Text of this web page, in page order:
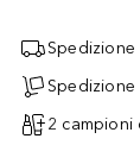
2 campioni